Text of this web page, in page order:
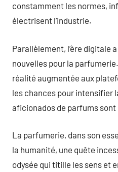
constamment les normes,
électrisent l’industrie.
Parallèlement, l’ère digitale
nouvelles pour la
réalité augmentée aux
les chances pour intensifier
aficionados de parfums
La parfumerie, dans son
la humanité, une quête
odysée qui titille les sens et